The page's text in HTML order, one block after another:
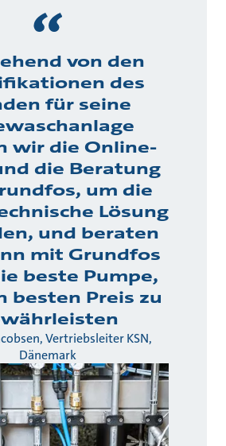
von den
des
für seine
wir die Online-
die Beratung
um die
Lösung
und beraten
mit Grundfos
beste Pumpe,
besten Preis zu
Vertriebsleiter KSN,
Dänemark